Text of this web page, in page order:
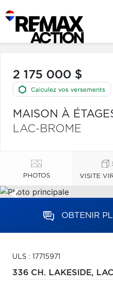
2 175 000 $
MAISON À
LAC-BROME
PHOTOS VISITE
OBTENIR
ULS : 17715971
336 CH. LAKESIDE,